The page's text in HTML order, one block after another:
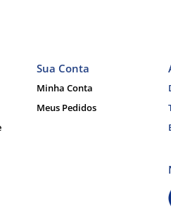
Sua Conta
Minha Conta
Meus Pedidos